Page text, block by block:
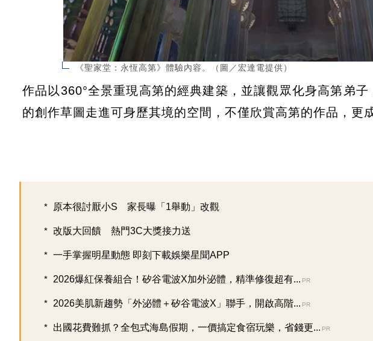
《聖家堂：永恆高第》體驗內容。（圖／宏達電提供）
作品以360°全景重現高第的經典建築，並讓觀眾化身高第弟
的創作草圖走進可身歷其境的空間，不僅欣賞高第的作品，更
原本很討厭小S 家長曝「1舉動」改觀
改版大回饋 熱門3C大獎接力送
一手掌握明星動態 即刻下載娛樂星聞APP
2026爆紅保養組合！矽谷電波X加外泌體，精準修復超有... PR
2026美肌新趨勢「外泌體＋矽谷電波X」聯手，開啟高階... PR
出國花費難抓？全包式海島假期，一價搞定食宿玩樂，省錢更... PR